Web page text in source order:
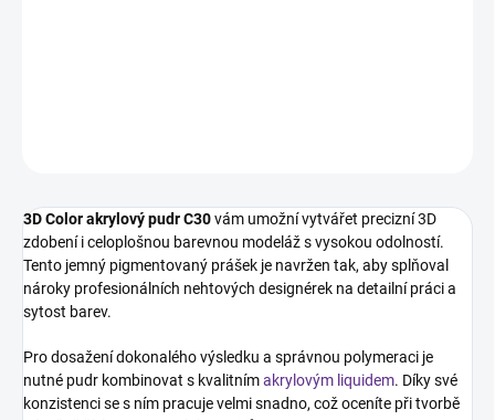
3D Color akrylový pudr C30vám umožní vytvářet precizní 3D
zdobení i celoplošnou barevnou modeláž s vysokou odolností.
Tento jemný pigmentovaný prášek je navržen tak, aby splňoval
nároky profesionálních nehtových designérek na detailní práci a
sytost barev.
Pro dosažení dokonalého výsledku a správnou polymeraci je
nutné pudr kombinovat s kvalitnímakrylovým liquidem. Díky své
konzistenci se s ním pracuje velmi snadno, což oceníte při tvorbě